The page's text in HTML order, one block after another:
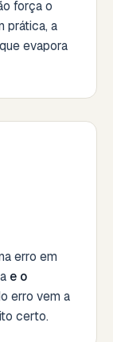
força o
prática, a
evapora
erro em
e o
erro vem a
certo.